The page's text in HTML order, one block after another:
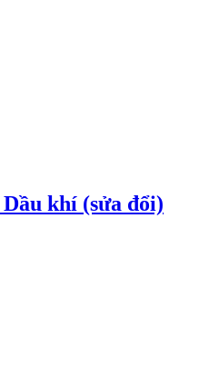
khí (sửa đổi)